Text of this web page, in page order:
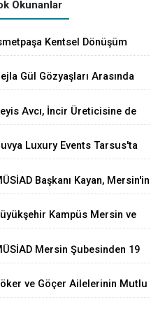
Okunanlar
Kentsel Dönüşüm
Gül Gözyaşları Arasında
Avcı, İncir Üreticisine de
Luxury Events Tarsus'ta
Başkanı Kayan, Mersin'in
Açıkladı
Kampüs Mersin ve
Devam Ediliyor
Mersin Şubesinden 19
ve Göçer Ailelerinin Mutlu